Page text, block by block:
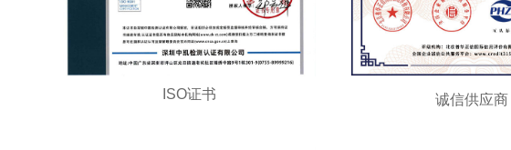
ISO证书 诚信供应商